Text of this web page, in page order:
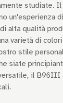
studiate.
un'esperienza
alta qualità
varietà di
stile
siate
il B96III